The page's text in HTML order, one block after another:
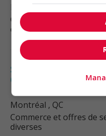
Montréal, QC
Commerce et offres de
diverses
Superviseur de
(contrat - 1 ans)
Montréal , QC
Commerce et offres de
diverses